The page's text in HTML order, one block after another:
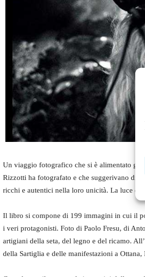
Un viaggio fotografico che si è alimentato
Rizzotti ha fotografato e che suggerivano di
ricchi e autentici nella loro unicità. La luce e
Il libro si compone di 199 immagini in cui il
i veri protagonisti. Foto di Paolo Fresu, di
artigiani della seta, del legno e del ricamo.
della Sartiglia e delle manifestazioni a